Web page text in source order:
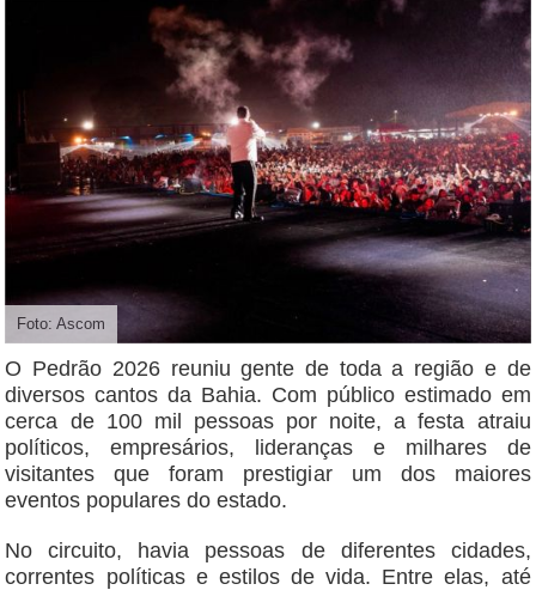
Foto: Ascom
O Pedrão 2026 reuniu gente de toda a região e de
diversos cantos da Bahia. Com público estimado em
cerca de 100 mil pessoas por noite, a festa atraiu
políticos, empresários, lideranças e milhares de
visitantes que foram prestigiar um dos maiores
eventos populares do estado.
No circuito, havia pessoas de diferentes cidades,
correntes políticas e estilos de vida. Entre elas, até